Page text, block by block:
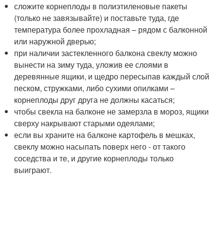
сложите корнеплоды в полиэтиленовые пакеты
(только не завязывайте) и поставьте туда, где
температура более прохладная – рядом с балконной
или наружной дверью;
при наличии застекленного балкона свеклу можно
вынести на зиму туда, уложив ее слоями в
деревянные ящики, и щедро пересыпав каждый слой
песком, стружками, либо сухими опилками –
корнеплоды друг друга не должны касаться;
чтобы свекла на балконе не замерзла в мороз, ящики
сверху накрывают старыми одеялами;
если вы храните на балконе картофель в мешках,
свеклу можно насыпать поверх него - от такого
соседства и те, и другие корнеплоды только
выиграют.